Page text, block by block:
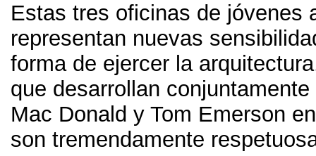
Estas tres oficinas de jóvenes
representan nuevas
forma de ejercer la arquitectura
que desarrollan
Mac Donald y Tom Emerson en
son tremendamente